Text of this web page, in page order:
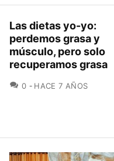
Las dietas yo-yo:
perdemos grasa y
músculo, pero solo
recuperamos grasa
0 COMENTARIOS
HACE 7 AÑOS